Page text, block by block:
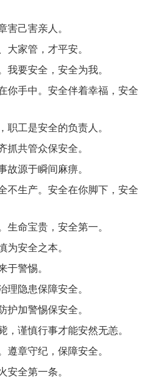
害己害亲人。
大家管，才平安。
我要安全，安全为我。
你手中。安全伴着幸福，安全
职工是安全的负责人。
抓共管众保安全。
故源于瞬间麻痹。
不生产。安全在你脚下，安全
生命宝贵，安全第一。
为安全之本。
于警惕。
理隐患保障安全。
护加警惕保安全。
，谨慎行事才能安然无恙。
遵章守纪，保障安全。
安全第一条。